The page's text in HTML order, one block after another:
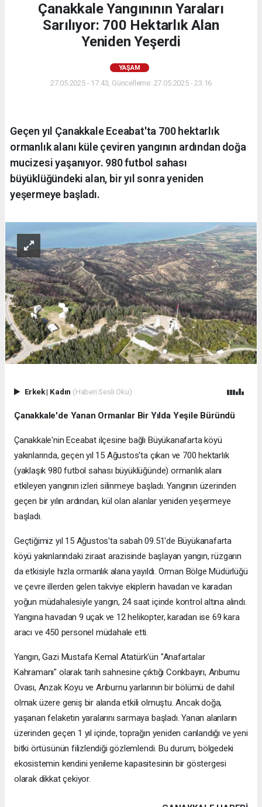
Çanakkale Yangınının Yaraları
Sarılıyor: 700 Hektarlık Alan
Yeniden Yeşerdi
YAŞAM
27.05.2025 - 17:43, Güncelleme: 27.05.2025 - 23:16
Geçen yıl Çanakkale Eceabat'ta 700 hektarlık
ormanlık alanı küle çeviren yangının ardından doğa
mucizesi yaşanıyor. 980 futbol sahası
büyüklüğündeki alan, bir yıl sonra yeniden
yeşermeye başladı.
Erkek| Kadın (Haberi Sesli Oku)
Çanakkale'de Yanan Ormanlar Bir Yılda Yeşile Büründü
Çanakkale'nin Eceabat ilçesine bağlı Büyükanafarta köyü
yakınlarında, geçen yıl 15 Ağustos'ta çıkan ve 700 hektarlık
(yaklaşık 980 futbol sahası büyüklüğünde) ormanlık alanı
etkileyen yangının izleri silinmeye başladı. Yangının üzerinden
geçen bir yılın ardından, kül olan alanlar yeniden yeşermeye
başladı.
Geçtiğimiz yıl 15 Ağustos'ta sabah 09.51'de Büyükanafarta
köyü yakınlarındaki ziraat arazisinde başlayan yangın, rüzgarın
da etkisiyle hızla ormanlık alana yayıldı. Orman Bölge Müdürlüğü
ve çevre illerden gelen takviye ekiplerin havadan ve karadan
yoğun müdahalesiyle yangın, 24 saat içinde kontrol altına alındı.
Yangına havadan 9 uçak ve 12 helikopter, karadan ise 69 kara
aracı ve 450 personel müdahale etti.
Yangın, Gazi Mustafa Kemal Atatürk'ün "Anafartalar
Kahramanı" olarak tarih sahnesine çıktığı Conkbayırı, Arıburnu
Ovası, Anzak Koyu ve Arıburnu yarlarının bir bölümü de dahil
olmak üzere geniş bir alanda etkili olmuştu. Ancak doğa,
yaşanan felaketin yaralarını sarmaya başladı. Yanan alanların
üzerinden geçen 1 yıl içinde, toprağın yeniden canlandığı ve yeni
bitki örtüsünün filizlendiği gözlemlendi. Bu durum, bölgedeki
ekosistemin kendini yenileme kapasitesinin bir göstergesi
olarak dikkat çekiyor.